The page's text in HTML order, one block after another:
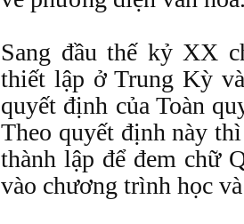
Sang đầu thế kỷ XX
thiết lập ở Trung Kỳ
quyết định của Toàn
Theo quyết định này
thành lập để đem chữ
vào chương trình học